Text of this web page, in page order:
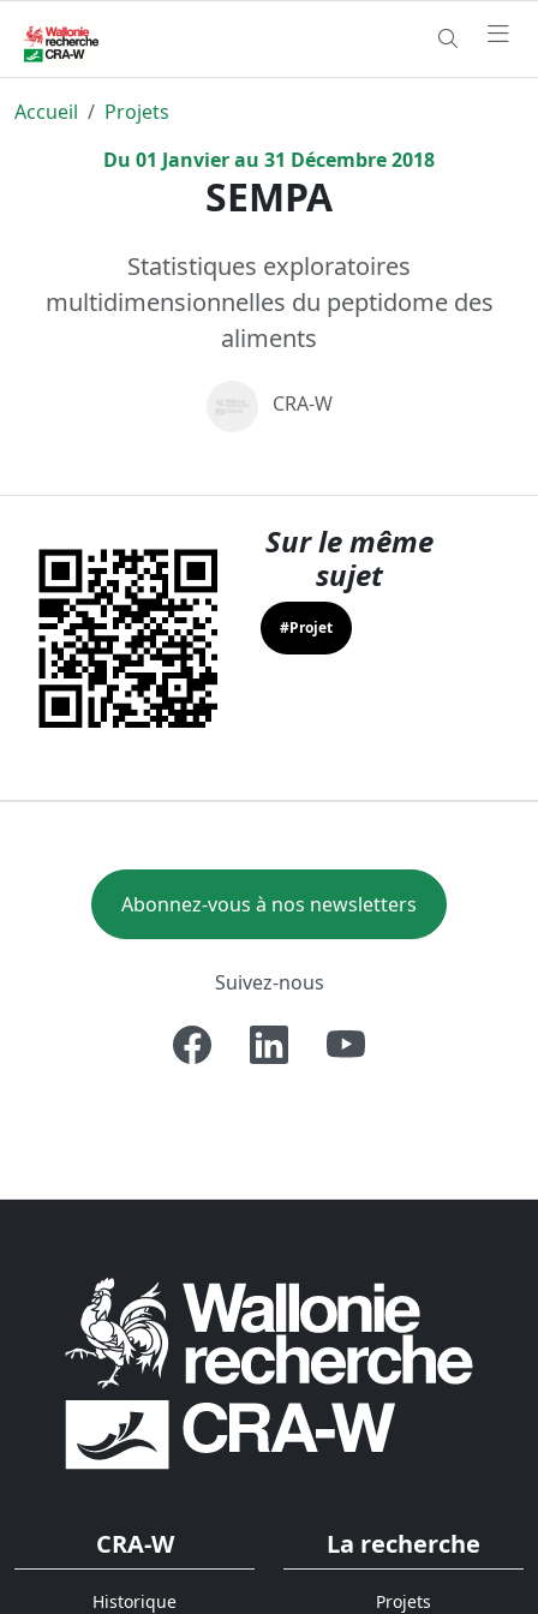
Accueil
Projets
Du 01 Janvierau 31 Décembre2018
SEMPA
Statistiques exploratoires
multidimensionnelles du peptidome des
aliments
CRA-W
Sur le même
sujet
#Projet
Abonnez-vous à nos newsletters
Suivez-nous
CRA-W
Historique
La recherche
Projets